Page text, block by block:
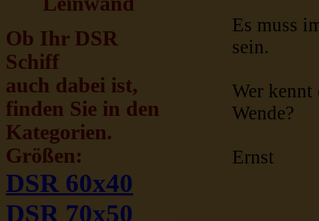
Ob Ihr DSR
Schiff
auch dabei ist,
finden Sie in den
Kategorien.
Größen:
DSR 60x40
DSR 70x50
Es muss
sein.
Wer kennt
Wende?
Ernst